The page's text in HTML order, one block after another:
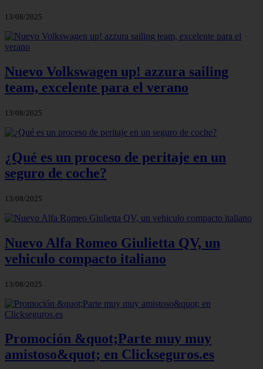
13/08/2025
Nuevo Volkswagen up! azzura sailing
team, excelente para el verano
13/08/2025
¿Qué es un proceso de peritaje en un
seguro de coche?
13/08/2025
Nuevo Alfa Romeo Giulietta QV, un
vehiculo compacto italiano
13/08/2025
Promoción &quot;Parte muy muy
amistoso&quot; en Clickseguros.es